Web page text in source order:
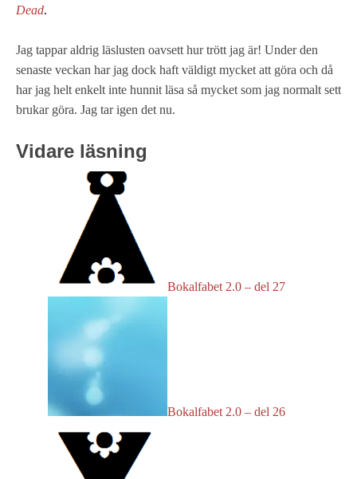
Dead.
Jag tappar aldrig läslusten oavsett hur trött jag är! Under den
senaste veckan har jag dock haft väldigt mycket att göra och då
har jag helt enkelt inte hunnit läsa så mycket som jag normalt sett
brukar göra. Jag tar igen det nu.
Vidare läsning
Bokalfabet 2.0 – del 27
Bokalfabet 2.0 – del 26